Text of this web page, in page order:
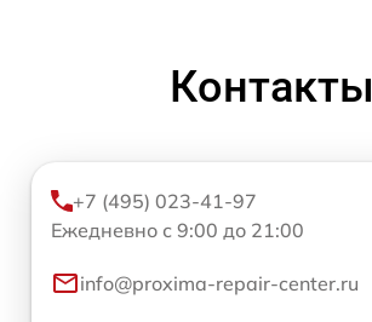
Контакты
+7 (495) 023-41-97
Ежедневно с 9:00 до 21:00
info@proxima-repair-center.ru